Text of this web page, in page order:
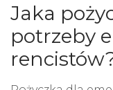
Jaka
potrzeby